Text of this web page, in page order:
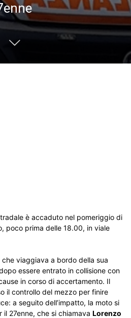
è accaduto nel pomeriggio di
poco prima delle 18.00, in viale
viaggiava a bordo della sua
essere entrato in collisione con
in corso di accertamento. Il
il controllo del mezzo per finire
a seguito dell’impatto, la moto si
27enne, che si chiamava Lorenzo